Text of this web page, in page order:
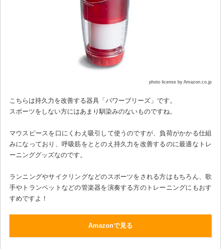
photo license by Amazon.co.jp
こちらは持久力を改善する器具「パワーブリーズ」です。
スポーツをしない方にはあまり馴染みのないものですね。
マウスピースを口にくわえ吸引して使うのですが、負荷がかかる仕組
みになっており、呼吸筋をととのえ持久力を改善するのに最適なトレ
ーニンググッズなのです。
ランニングやサイクリングなどのスポーツをされる方はもちろん、歌
手やトランペットなどの管楽器を演奏する方のトレーニングにもおす
すめですよ！
Amazonで見る